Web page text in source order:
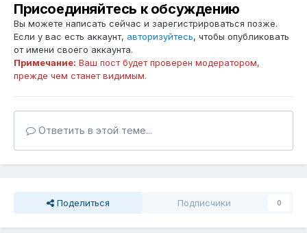
Присоединяйтесь к обсуждению
Вы можете написать сейчас и зарегистрироваться позже.
Если у вас есть аккаунт, авторизуйтесь, чтобы опубликовать
от имени своего аккаунта.
Примечание: Ваш пост будет проверен модератором,
прежде чем станет видимым.
Ответить в этой теме...
Поделиться Подписчики 0